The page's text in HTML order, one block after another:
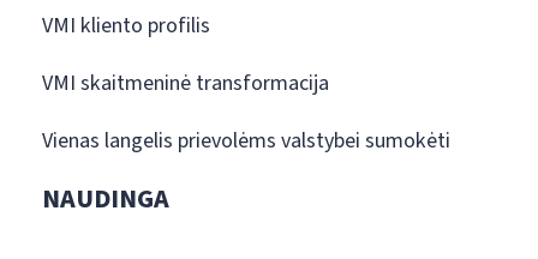
VMI kliento profilis
VMI skaitmeninė transformacija
Vienas langelis prievolėms valstybei sumokėti
NAUDINGA